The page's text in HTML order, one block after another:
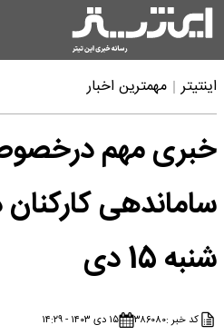
اینتیتر مهمترین اخبار
خبری مهم
ساماندهی
شنبه 15 دی
کد خبر :۳۸۶۰۸۰ ۱۵ دی ۱۴۰۳ - ۱۴:۲۹